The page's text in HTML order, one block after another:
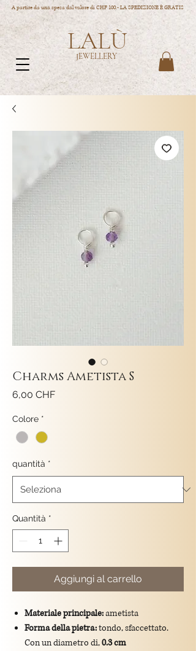
A partire da una spesa dal valore di CHF 100.- LA SPEDIZIONE È GRATIS
LALÙ
JEWELLERY
Charms Ametista S
6,00 CHFPrezzo
Colore *
quantità *
Quantità *
Aggiungi al carrello
Materiale principale:ametista
Forma della pietra:tondo, sfaccettato.
Con un diametro di,0.3 cm